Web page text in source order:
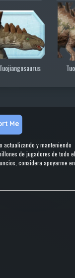
Tuojiangosaurus
actualizando y manteniendo
de jugadores de todo el
considera apoyarme en
Me